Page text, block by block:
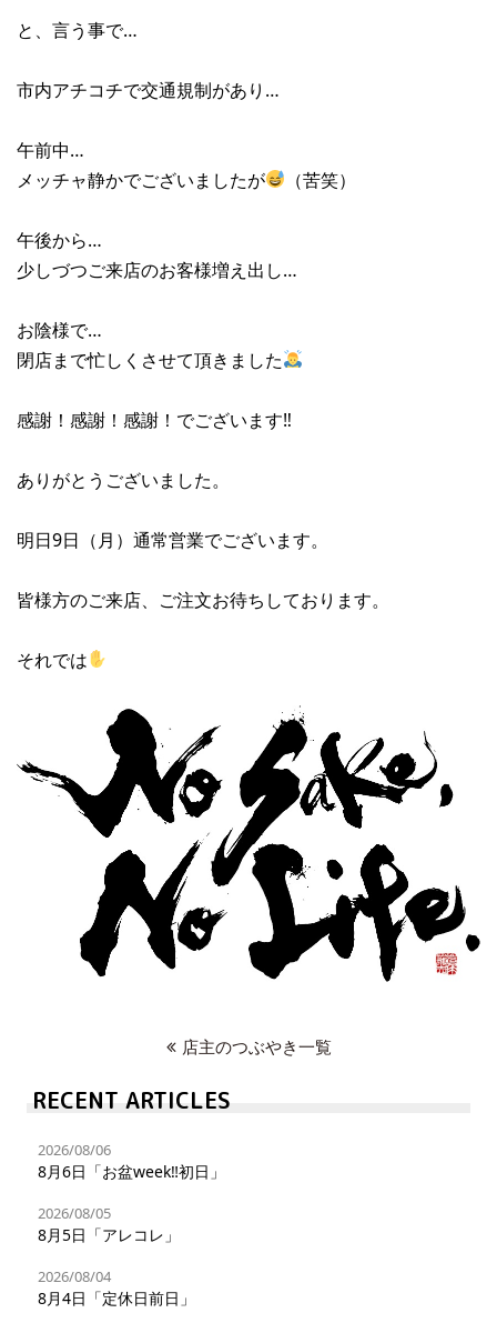
と、言う事で…
市内アチコチで交通規制があり…
午前中…
メッチャ静かでございましたが
（苦笑）
午後から…
少しづつご来店のお客様増え出し…
お陰様で…
閉店まで忙しくさせて頂きました
感謝！感謝！感謝！でございます‼︎
ありがとうございました。
明日9日（月）通常営業でございます。
皆様方のご来店、ご注文お待ちしております。
それでは
店主のつぶやき一覧
RECENT ARTICLES
2026/08/06
8月6日「お盆week‼︎初日」
2026/08/05
8月5日「アレコレ」
2026/08/04
8月4日「定休日前日」